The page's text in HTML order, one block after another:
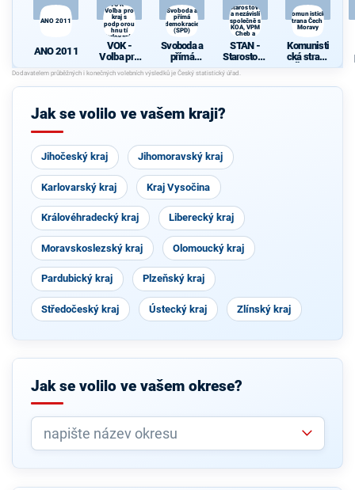
ANO 2011
ANO 2011
VOK -
Volba pro
kraj s
podporou
hnutí
Karlovaráci
VOK -
Volba pro
kraj s
podporou
hnutí
Svoboda a
přímá
demokracie
(SPD)
Svoboda a
přímá
demokraci
e (SPD)
Starostové
a nezávislí
společně s
KOA, VPM
Cheb a
STAN -
Starostové
a nezávislí
společně s
KOA, VPM
Komunistická
strana Čech a
Moravy
Komunisti
cká strana
Čech a
Jak se volilo ve vašem kraji?
Jihočeský kraj Jihomoravský kraj
Karlovarský kraj Kraj Vysočina
Královéhradecký kraj Liberecký kraj
Moravskoslezský kraj Olomoucký kraj
Pardubický kraj Plzeňský kraj
Středočeský kraj Ústecký kraj Zlínský kraj
Jak se volilo ve vašem okrese?